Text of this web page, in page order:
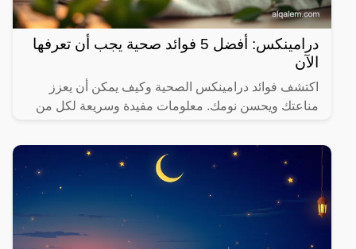
درامينكس: أفضل 5 فوائد صحية يجب أن تعرفها
الآن
اكتشف فوائد درامينكس الصحية وكيف يمكن أن يعزز
مناعتك ويحسن نومك. معلومات مفيدة وسريعة لكل من